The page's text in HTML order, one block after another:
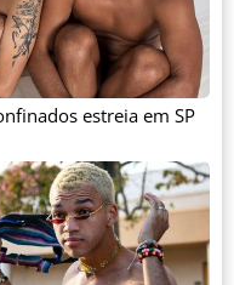
estreia em SP